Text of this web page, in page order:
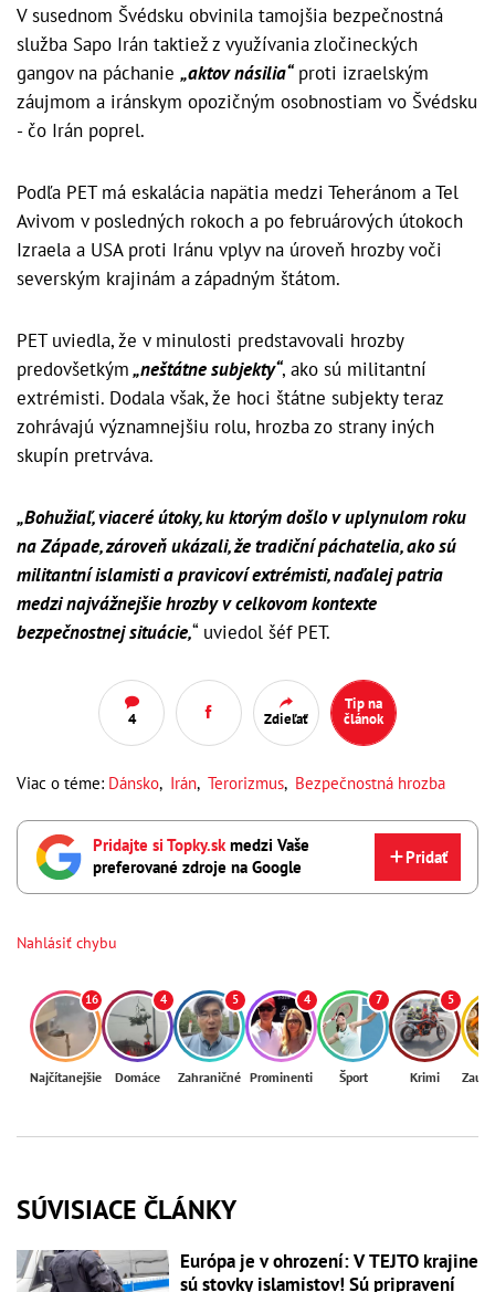
V susednom Švédsku obvinila tamojšia bezpečnostná
služba Sapo Irán taktiež z využívania zločineckých
gangov na páchanie „aktov násilia“proti izraelským
záujmom a iránskym opozičným osobnostiam vo Švédsku
- čo Irán poprel.
Podľa PET má eskalácia napätia medzi Teheránom a Tel
Avivom v posledných rokoch a po februárových útokoch
Izraela a USA proti Iránu vplyv na úroveň hrozby voči
severským krajinám a západným štátom.
PET uviedla, že v minulosti predstavovali hrozby
predovšetkým„neštátne subjekty“, ako sú militantní
extrémisti. Dodala však, že hoci štátne subjekty teraz
zohrávajú významnejšiu rolu, hrozba zo strany iných
skupín pretrváva.
„Bohužiaľ, viaceré útoky, ku ktorým došlo v uplynulom roku
na Západe, zároveň ukázali, že tradiční páchatelia, ako sú
militantní islamisti a pravicoví extrémisti, naďalej patria
medzi najvážnejšie hrozby v celkovom kontexte
bezpečnostnej situácie,“ uviedol šéf PET.
4 Zdieľať
Tip na
článok
Viac o téme: Dánsko, Irán, Terorizmus, Bezpečnostná hrozba
Pridajte si Topky.skmedzi Vaše
preferované zdroje na Google
Pridať
Nahlásiť chybu
16
Najčítanejšie
4
Domáce
5
Zahraničné
4
Prominenti
7
Šport
5
Krimi
SÚVISIACE ČLÁNKY
Európa je v ohrození: V TEJTO krajine
sú stovky islamistov! Sú pripravení